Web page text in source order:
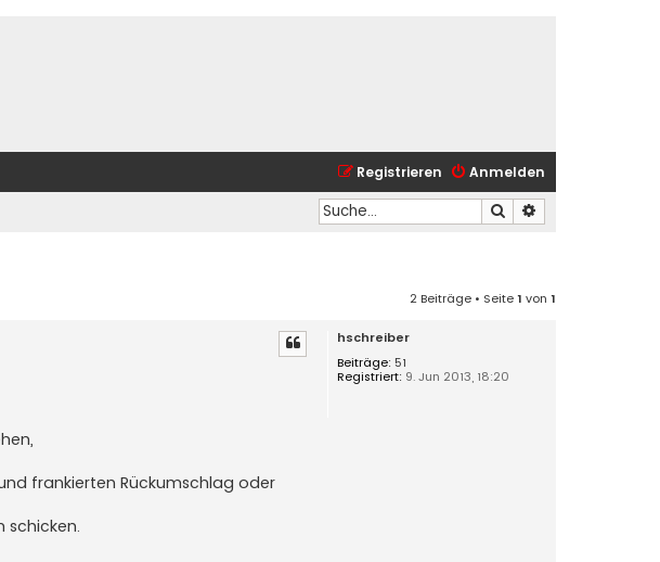
Anmelden
Registrieren
Suche
2 Beiträge • Seite1 von 1
hschreiber
Beiträge: 51
Registriert: 9. Jun 2013, 18:20
frankierten Rückumschlag oder
schicken.